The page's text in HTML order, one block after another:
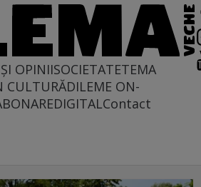
OPINIISOCIETATETEMA
CULTURĂDILEME ON-
DIGITALContact
show